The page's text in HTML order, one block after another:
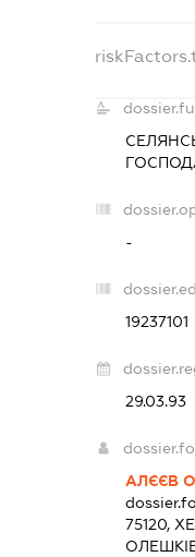
-
19237101
29.03.93
АЛЄЄВ
75120,